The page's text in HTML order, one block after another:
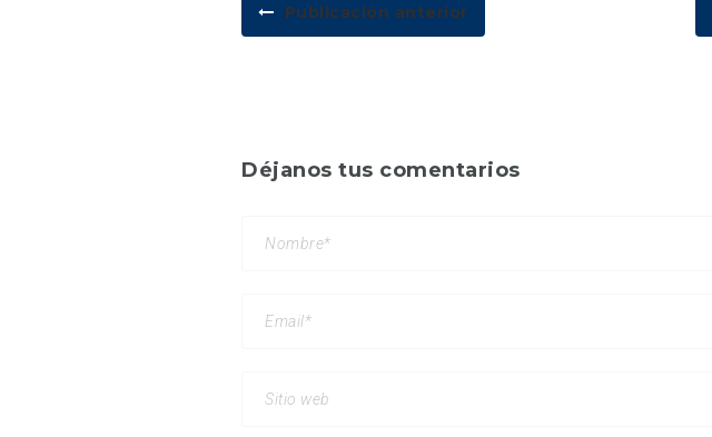
Publicación anterior
Déjanos tus comentarios